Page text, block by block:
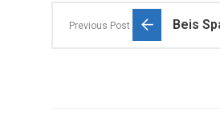
Previous Post Beis